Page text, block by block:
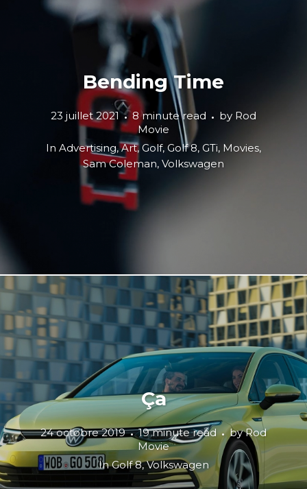
Bending Time
23 juillet 2021 8 minute read by Rod
Movie
In Advertising,Art, Golf, Golf 8, GTi, Movies,
Sam Coleman, Volkswagen
Ça
24 octobre 2019 19 minute read byRod
Movie
InGolf 8,Volkswagen